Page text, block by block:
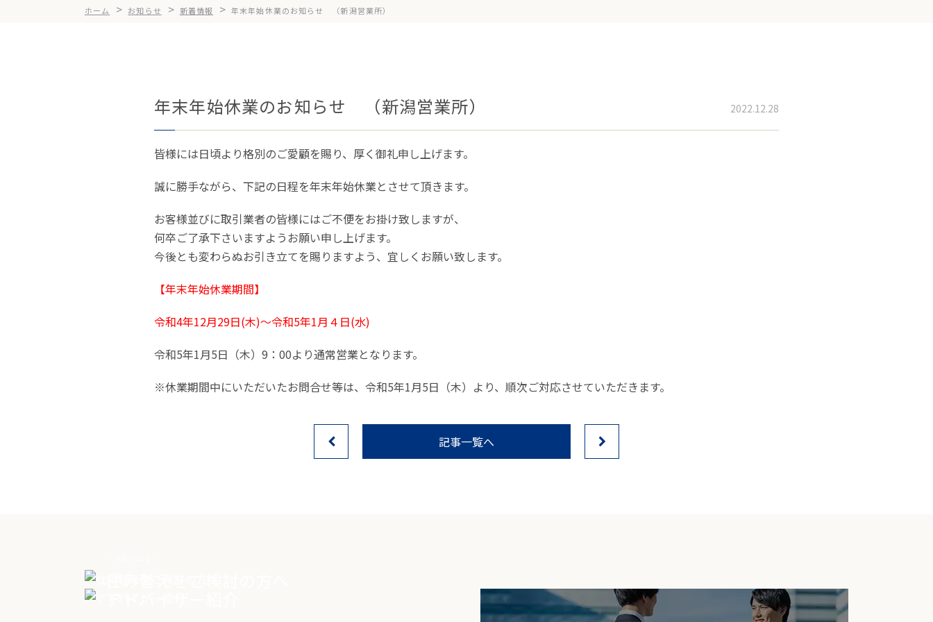
ホーム > お知らせ > 新着情報 > 年末年始休業のお知らせ （新潟営業所）
年末年始休業のお知らせ （新潟営業所） 2022.12.28
皆様には日頃より格別のご愛顧を賜り、厚く御礼申し上げます。
誠に勝手ながら、下記の日程を年末年始休業とさせて頂きます。
お客様並びに取引業者の皆様にはご不便をお掛け致しますが、
何卒ご了承下さいますようお願い申し上げます。
今後とも変わらぬお引き立てを賜りますよう、宜しくお願い致します。
【年末年始休業期間】
令和4年12月29日(木)～令和5年1月４日(水)
令和5年1月5日（木）9：00より通常営業となります。
※休業期間中にいただいたお問合せ等は、令和5年1月5日（木）より、順次ご対応させていただきます。
記事一覧へ